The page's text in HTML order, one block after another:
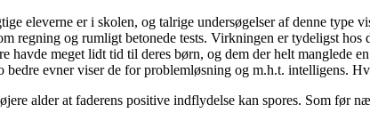
eleverne er i skolen, og talrige undersøgelser af denne
regning og rumligt betonede tests. Virkningen er tydeligst
havde meget lidt tid til deres børn, og dem der helt manglede
bedre evner viser de for problemløsning og m.h.t. intelligens.
alder at faderens positive indflydelse kan spores. Som